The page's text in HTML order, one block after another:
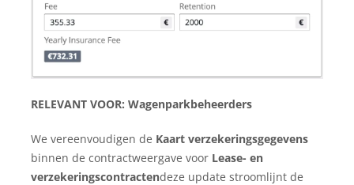
RELEVANT VOOR: Wagenparkbeheerders
We vereenvoudigen de Kaart verzekeringsgegevens
binnen de contractweergave voor Lease- en
verzekeringscontractendeze update stroomlijnt de